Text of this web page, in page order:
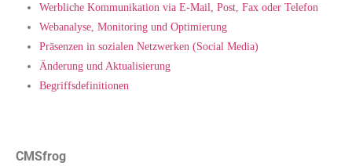
Werbliche Kommunikation via E-Mail, Post, Fax oder Telefon
Webanalyse, Monitoring und Optimierung
Präsenzen in sozialen Netzwerken (Social Media)
Änderung und Aktualisierung
Begriffsdefinitionen
CMSfrog